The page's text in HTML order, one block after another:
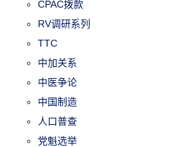
CPAC拨款
RV调研系列
TTC
中加关系
中医争论
中国制造
人口普查
党魁选举